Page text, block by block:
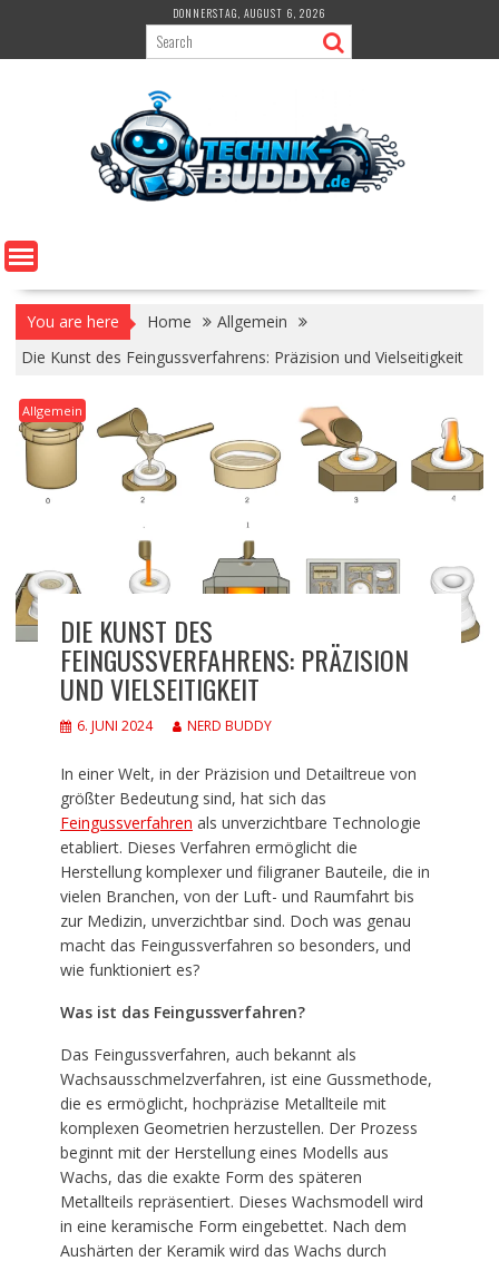
content
DONNERSTAG, AUGUST 6, 2026
You are here Home
Allgemein
Die Kunst des Feingussverfahrens: Präzision und Vielseitigkeit
Allgemein
DIE KUNST DES
FEINGUSSVERFAHRENS: PRÄZISION
UND VIELSEITIGKEIT
6. JUNI 2024 NERD BUDDY
In einer Welt, in der Präzision und Detailtreue von
größter Bedeutung sind, hat sich das
Feingussverfahren als unverzichtbare Technologie
etabliert. Dieses Verfahren ermöglicht die
Herstellung komplexer und filigraner Bauteile, die in
vielen Branchen, von der Luft- und Raumfahrt bis
zur Medizin, unverzichtbar sind. Doch was genau
macht das Feingussverfahren so besonders, und
wie funktioniert es?
Was ist das Feingussverfahren?
Das Feingussverfahren, auch bekannt als
Wachsausschmelzverfahren, ist eine Gussmethode,
die es ermöglicht, hochpräzise Metallteile mit
komplexen Geometrien herzustellen. Der Prozess
beginnt mit der Herstellung eines Modells aus
Wachs, das die exakte Form des späteren
Metallteils repräsentiert. Dieses Wachsmodell wird
in eine keramische Form eingebettet. Nach dem
Aushärten der Keramik wird das Wachs durch